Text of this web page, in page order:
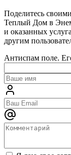
Поделитесь
Теплый Дом в
и оказанных
другим
Антиспам поле.